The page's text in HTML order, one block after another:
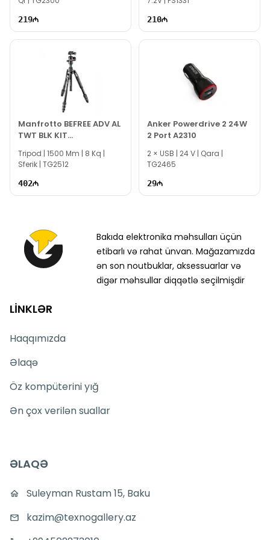
219 210
Manfrotto BEFREE ADV AL
TWT BLK KIT
MKBFRTA4BK-BH
Tripod | 1500 Mm | 8 Kq |
Sferik | TG2512
402
Anker Powerdrive 2 24W
2 Port A2310
2 × USB | 24 V | Qara |
TG2465
29
Bakıda elektronika məhsulları üçün
etibarlı və rahat ünvan. Mağazamızda
ən son noutbuklar, aksessuarlar və
digər məhsullar diqqətlə seçilmişdir
LİNKLƏR
Haqqımızda
Əlaqə
Öz kompüterini yığ
Ən çox verilən suallar
ƏLAQƏ
Suleyman Rustam 15, Baku
kazim@texnogallery.az